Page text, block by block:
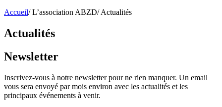
Accueil/ L’association ABZD/ Actualités
Actualités
Newsletter
Inscrivez-vous à notre newsletter pour ne rien manquer. Un email
vous sera envoyé par mois environ avec les actualités et les
principaux événements à venir.